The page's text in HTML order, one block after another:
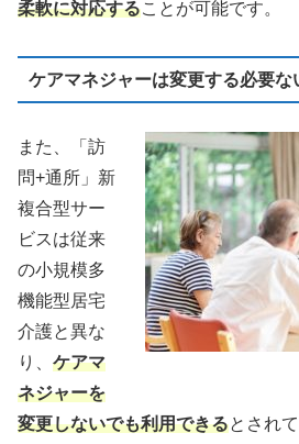
柔軟に対応することが可能です。
ケアマネジャーは変更する必要な
また、「訪
問+通所」新
複合型サー
ビスは従来
の小規模多
機能型居宅
介護と異な
り、 ケアマ
ネジャーを
変更しないでも利用できるとされ